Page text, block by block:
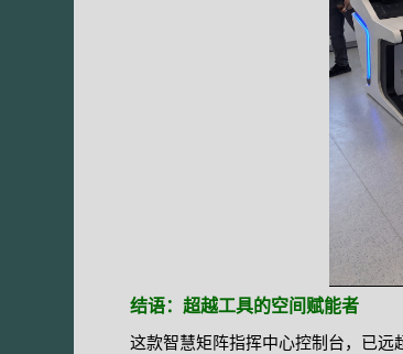
结语：超越工具的空间赋能者
这款智慧矩阵指挥中心控制台，已